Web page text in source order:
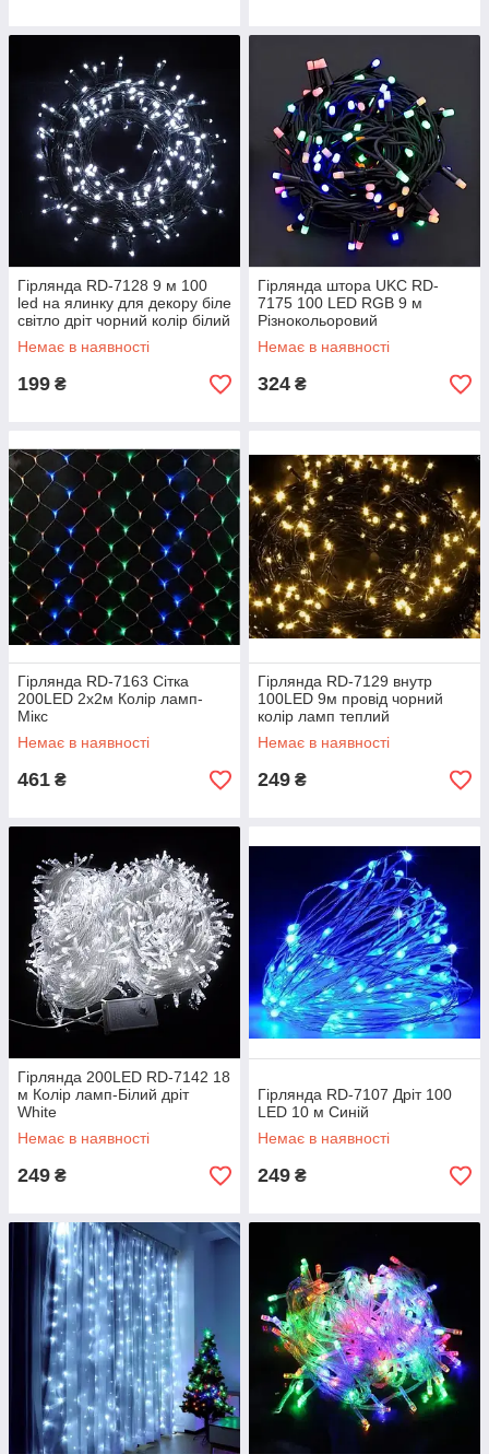
Гірлянда RD-7128 9 м 100
led на ялинку для декору біле
світло дріт чорний колір білий
Немає в наявності
199 ₴
Гірлянда штора UKC RD-
7175 100 LED RGB 9 м
Різнокольоровий
Немає в наявності
324 ₴
Гірлянда RD-7163 Сітка
200LED 2x2м Колір ламп-
Мікс
Немає в наявності
461 ₴
Гірлянда RD-7129 внутр
100LED 9м провід чорний
колір ламп теплий
Немає в наявності
249 ₴
Гірлянда 200LED RD-7142 18
м Колір ламп-Білий дріт
White
Немає в наявності
249 ₴
Гірлянда RD-7107 Дріт 100
LED 10 м Синій
Немає в наявності
249 ₴